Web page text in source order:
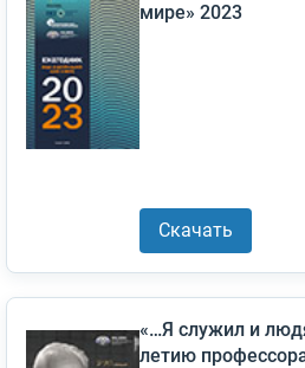
мире» 2023
Скачать
«…Я служил и
летию